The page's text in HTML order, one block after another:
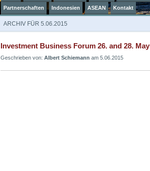
Partnerschaften Indonesien ASEAN Kontakt
ARCHIV FÜR 5.06.2015
Investment Business Forum 26. and 28.
Geschrieben von: Albert Schiemann am 5.06.2015